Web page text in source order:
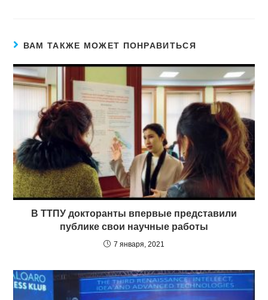
ВАМ ТАКЖЕ МОЖЕТ ПОНРАВИТЬСЯ
В ТТПУ докторанты впервые представили
публике свои научные работы
7 января, 2021